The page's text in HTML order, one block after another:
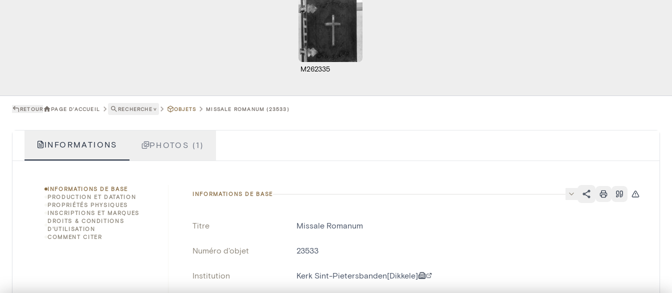
M262335
RETOUR PAGE D'ACCUEIL RECHERCHE ˅ OBJETS MISSALE ROMANUM (23533)
INFORMATIONS PHOTOS (1)
INFORMATIONS DE BASE
PRODUCTION ET DATATION
PROPRIÉTÉS PHYSIQUES
INSCRIPTIONS ET MARQUES
DROITS & CONDITIONS
D'UTILISATION
COMMENT CITER
INFORMATIONS DE BASE
Titre Missale Romanum
Numéro d'objet 23533
Institution Kerk Sint-Pietersbanden[Dikkele]